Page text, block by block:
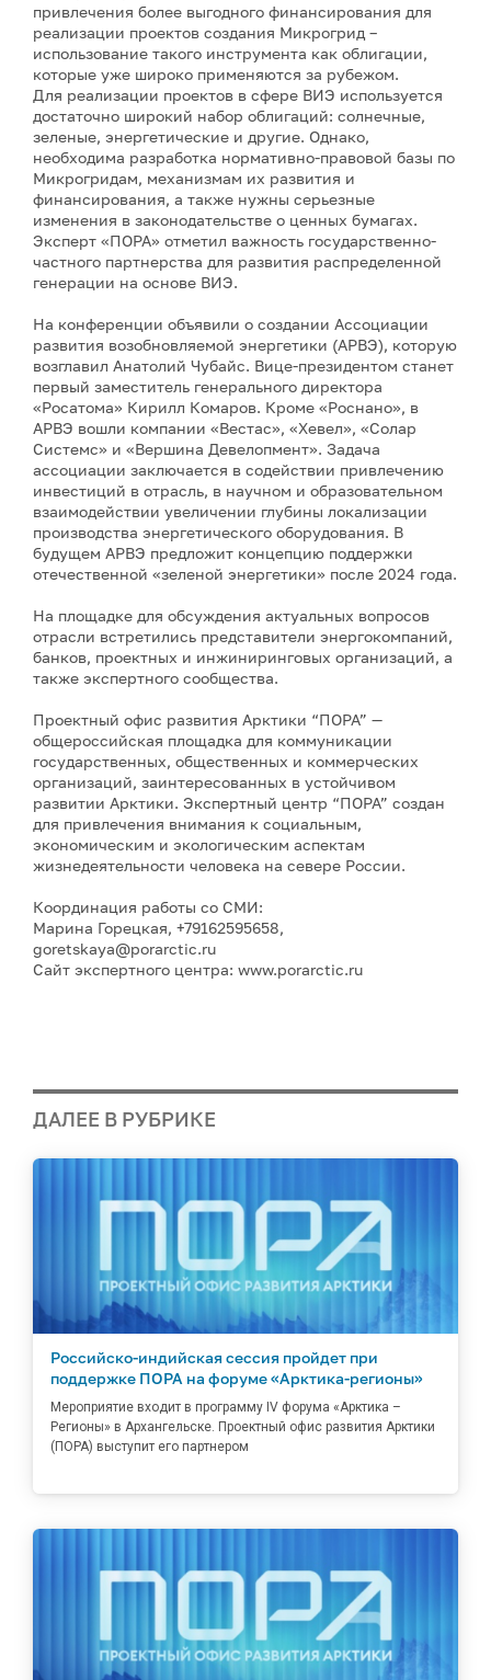
привлечения более выгодного финансирования для
реализации проектов создания Микрогрид –
использование такого инструмента как облигации,
которые уже широко применяются за рубежом.
Для реализации проектов в сфере ВИЭ используется
достаточно широкий набор облигаций: солнечные,
зеленые, энергетические и другие. Однако,
необходима разработка нормативно-правовой базы по
Микрогридам, механизмам их развития и
финансирования, а также нужны серьезные
изменения в законодательстве о ценных бумагах.
Эксперт «ПОРА» отметил важность государственно-
частного партнерства для развития распределенной
генерации на основе ВИЭ.
На конференции объявили о создании Ассоциации
развития возобновляемой энергетики (АРВЭ), которую
возглавил Анатолий Чубайс. Вице-президентом станет
первый заместитель генерального директора
«Росатома» Кирилл Комаров. Кроме «Роснано», в
АРВЭ вошли компании «Вестас», «Хевел», «Солар
Системс» и «Вершина Девелопмент». Задача
ассоциации заключается в содействии привлечению
инвестиций в отрасль, в научном и образовательном
взаимодействии увеличении глубины локализации
производства энергетического оборудования. В
будущем АРВЭ предложит концепцию поддержки
отечественной «зеленой энергетики» после 2024 года.
На площадке для обсуждения актуальных вопросов
отрасли встретились представители энергокомпаний,
банков, проектных и инжиниринговых организаций, а
также экспертного сообщества.
Проектный офис развития Арктики “ПОРА” —
общероссийская площадка для коммуникации
государственных, общественных и коммерческих
организаций, заинтересованных в устойчивом
развитии Арктики. Экспертный центр “ПОРА” создан
для привлечения внимания к социальным,
экономическим и экологическим аспектам
жизнедеятельности человека на севере России.
Координация работы со СМИ:
Марина Горецкая, +79162595658,
goretskayа@porarctic.ru
Сайт экспертного центра: www.porarctic.ru
ДАЛЕЕ В РУБРИКЕ
Российско-индийская сессия пройдет при
поддержке ПОРА на форуме «Арктика-регионы»
Мероприятие входит в программу IV форума «Арктика –
Регионы» в Архангельске. Проектный офис развития Арктики
(ПОРА) выступит его партнером